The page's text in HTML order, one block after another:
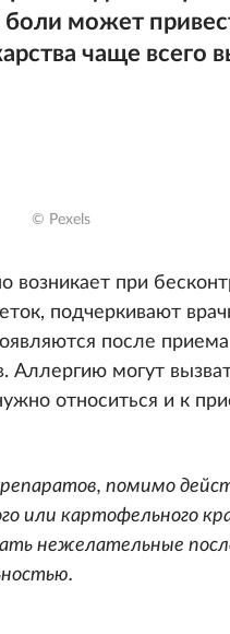
может
чаще всего
© Pexels
возникает при
подчеркивают
после приема
Аллергию могут
относиться и к
помимо
или картофельного
нежелательные